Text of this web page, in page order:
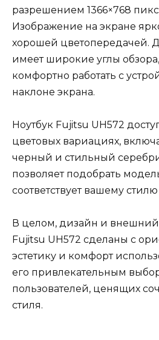
разрешением 1366×768
Изображение на экране
хорошей цветопередачей.
имеет широкие углы
комфортно работать с
наклоне экрана.
Ноутбук Fujitsu UH572
цветовых вариациях,
черный и стильный
позволяет подобрать
соответствует вашему
В целом, дизайн и внешний
Fujitsu UH572 сделаны с
эстетику и комфорт
его привлекательным
пользователей, ценящих
стиля.